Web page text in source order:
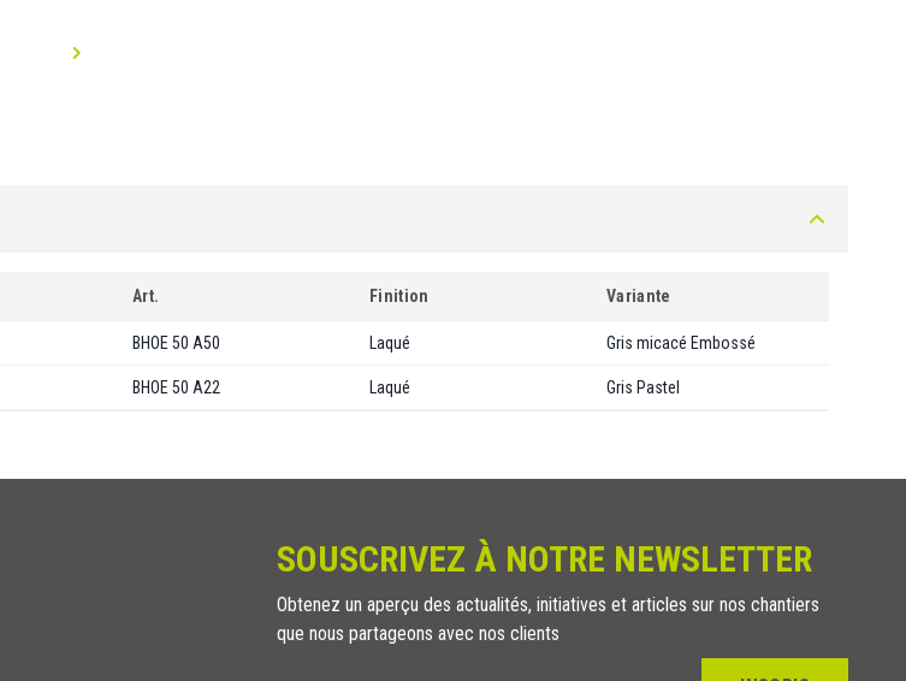
Art. Finition Variante
BHOE 50 A50 Laqué Gris micacé Embossé
BHOE 50 A22 Laqué Gris Pastel
SOUSCRIVEZ À NOTRE NEWSLETTER
Obtenez un aperçu des actualités, initiatives et articles sur nos chantiers
que nous partageons avec nos clients